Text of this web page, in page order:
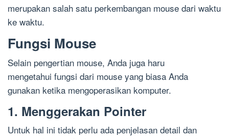
merupakan salah satu perkembangan mouse dari waktu
ke waktu.
Fungsi Mouse
Selain pengertian mouse, Anda juga haru
mengetahui fungsi dari mouse yang biasa Anda
gunakan ketika mengoperasikan komputer.
1. Menggerakan Pointer
Untuk hal ini tidak perlu ada penjelasan detail dan